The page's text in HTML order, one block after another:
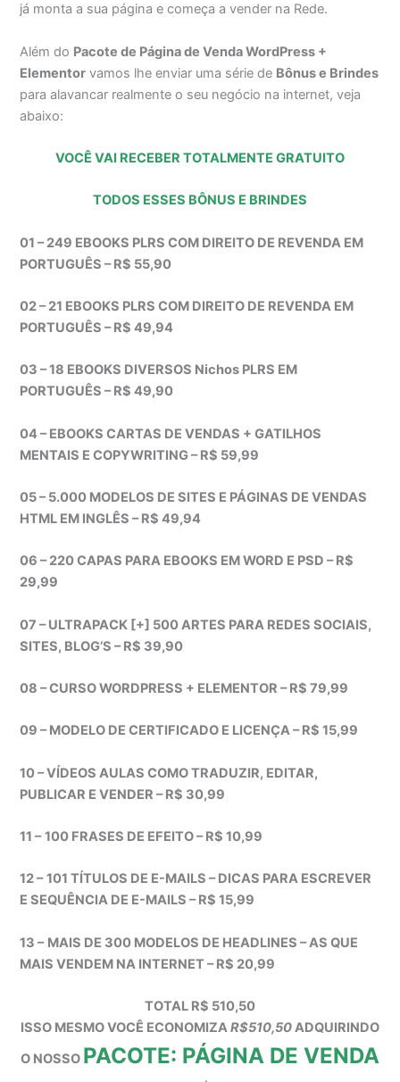
já monta a sua página e começa a vender na Rede.
Além do Pacote de Página de Venda WordPress +
Elementor vamos lhe enviar uma série de Bônus e Brindes
para alavancar realmente o seu negócio na internet, veja
abaixo:
VOCÊ VAI RECEBER TOTALMENTE GRATUITO
TODOS ESSES BÔNUS E BRINDES
01 – 249 EBOOKS PLRS COM DIREITO DE REVENDA EM
PORTUGUÊS – R$ 55,90
02 – 21 EBOOKS PLRS COM DIREITO DE REVENDA EM
PORTUGUÊS – R$ 49,94
03 – 18 EBOOKS DIVERSOS Nichos PLRS EM
PORTUGUÊS – R$ 49,90
04 – EBOOKS CARTAS DE VENDAS + GATILHOS
MENTAIS E COPYWRITING – R$ 59,99
05 – 5.000 MODELOS DE SITES E PÁGINAS DE VENDAS
HTML EM INGLÊS – R$ 49,94
06 – 220 CAPAS PARA EBOOKS EM WORD E PSD – R$
29,99
07 – ULTRAPACK [+] 500 ARTES PARA REDES SOCIAIS,
SITES, BLOG’S – R$ 39,90
08 – CURSO WORDPRESS + ELEMENTOR – R$ 79,99
09 – MODELO DE CERTIFICADO E LICENÇA – R$ 15,99
10 – VÍDEOS AULAS COMO TRADUZIR, EDITAR,
PUBLICAR E VENDER – R$ 30,99
11 – 100 FRASES DE EFEITO – R$ 10,99
12 – 101 TÍTULOS DE E-MAILS – DICAS PARA ESCREVER
E SEQUÊNCIA DE E-MAILS – R$ 15,99
13 – MAIS DE 300 MODELOS DE HEADLINES – AS QUE
MAIS VENDEM NA INTERNET – R$ 20,99
TOTAL R$ 510,50
ISSO MESMO VOCÊ ECONOMIZAR$510,50ADQUIRINDO
O NOSSO PACOTE: PÁGINA DE VENDA